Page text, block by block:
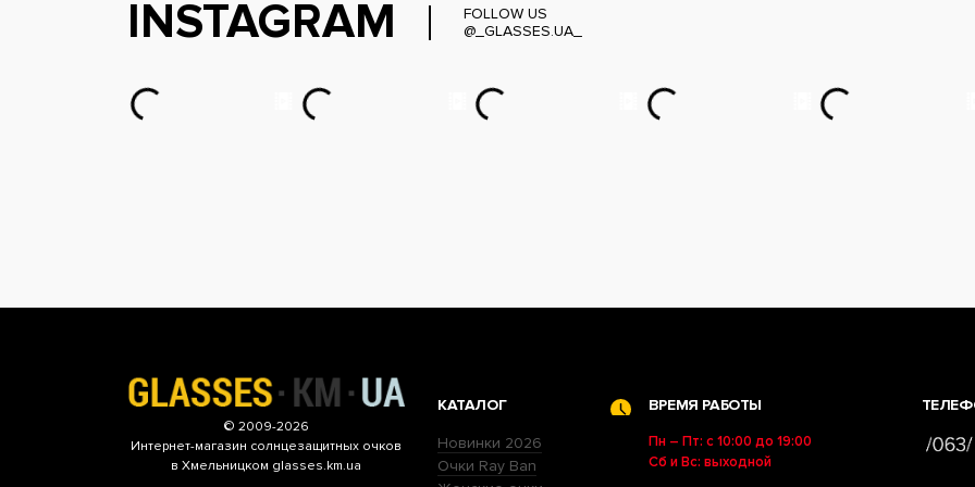
INSTAGRAM
FOLLOW US
@_GLASSES.UA_
© 2009-2026
Интернет-магазин солнцезащитных очков
в Хмельницком glasses.km.ua
КАТАЛОГ
Новинки 2026
Очки Ray Ban
ВРЕМЯ РАБОТЫ
Пн – Пт: с 10:00 до 19:00
Сб и Вс: выходной